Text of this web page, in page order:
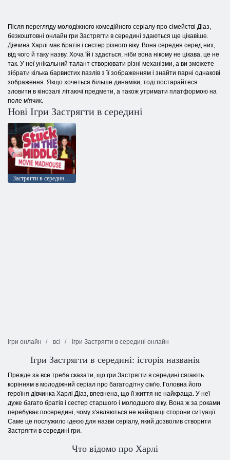
Після перегляду молодіжного комедійного серіалу про сімействі Діаз,
безкоштовні онлайн гри Застрягти в середині здаються ще цікавіше.
Дівчина Харлі має братів і сестер різного віку. Вона середня серед них,
від чого й таку назву. Хоча їй і здається, ніби вона нікому не цікава, це не
так. У неї унікальний талант створювати різні механізми, а ви зможете
зібрати кілька барвистих пазлів з її зображенням і знайти парні однакові
зображення. Якщо хочеться більше динаміки, тоді постарайтеся
зловити в кінозалі літаючі предмети, а також утримати платформою на
поле м'ячик.
Нові Ігри Застрягти в середині
Застрягти в середині: Божевільний кінотеатр
Ігри онлайн всі Ігри Застрягти в середині онлайн
Ігри Застрягти в середині: історія названія
Прежде за все треба сказати, що гри Застрягти в середині сягають
корінням в молодіжний серіал про багатодітну сім'ю. Головна його
героїня дівчинка Харлі Діаз, впевнена, що її життя не найкраща. У неї
дуже багато братів і сестер старшого і молодшого віку. Вона ж за роками
перебуває посередині, чому з'являються не найкращі сторони ситуації.
Саме це послужило ідеєю для назви серіалу, який дозволив створити
Застрягти в середині гри.
Что відомо про Харлі